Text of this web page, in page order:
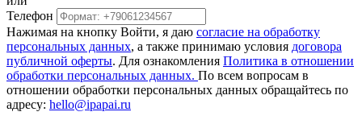
Телефон
Нажимая на кнопку Войти, я даю согласие на обработку
персональных данных, а также принимаю условия договора
публичной оферты. Для ознакомления Политика в отношении
обработки персональных данных. По всем вопросам в
отношении обработки персональных данных обращайтесь по
адресу: hello@ipapai.ru